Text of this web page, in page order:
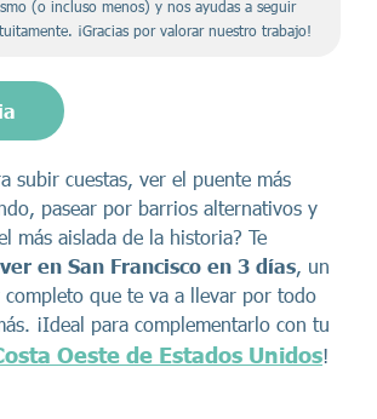
(o incluso menos) y nos ayudas a seguir
¡Gracias por valorar nuestro trabajo!
subir cuestas, ver el puente más
pasear por barrios alternativos y
más aislada de la historia? Te
en San Francisco en 3 días, un
que te va a llevar por todo
¡Ideal para complementarlo con tu
Oeste de Estados Unidos!